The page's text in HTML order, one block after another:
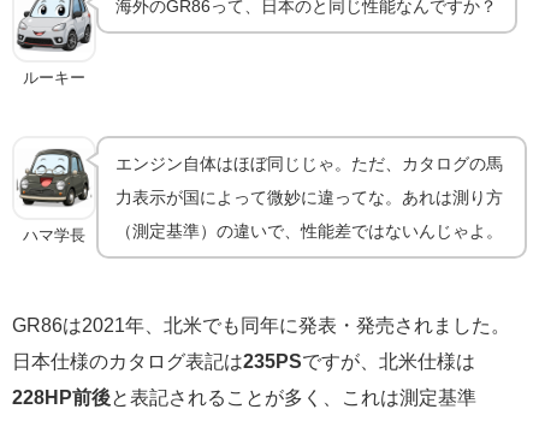
ルーキー
海外のGR86って、日本のと同じ性能なんですか？
ハマ学長
エンジン自体はほぼ同じじゃ。ただ、カタログの馬
力表示が国によって微妙に違ってな。あれは測り方
（測定基準）の違いで、性能差ではないんじゃよ。
GR86は2021年、北米でも同年に発表・発売されました。
日本仕様のカタログ表記は235PSですが、北米仕様は
228HP前後と表記されることが多く、これは測定基準